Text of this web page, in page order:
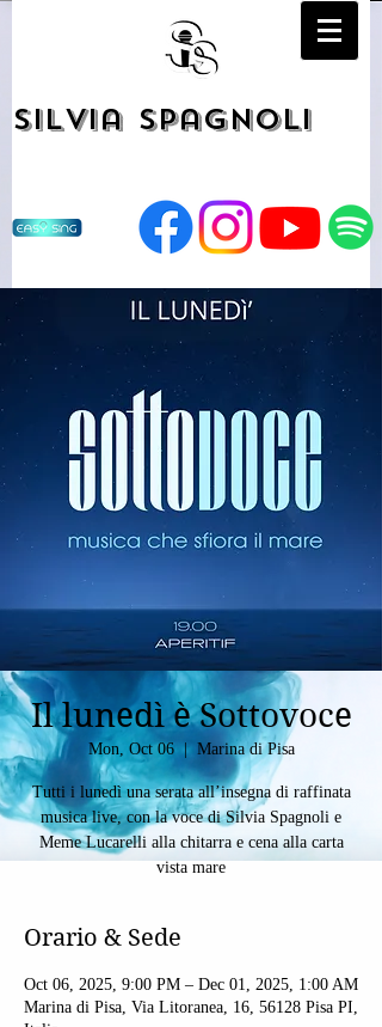
Silvia Spagnoli
Il lunedì è Sottovoce
Mon, Oct 06
  |
Marina di Pisa
Tutti i lunedì una serata all’insegna di raffinata
musica live, con la voce di Silvia Spagnoli e
Meme Lucarelli alla chitarra e cena alla carta
vista mare
Orario & Sede
Oct 06, 2025, 9:00 PM – Dec 01, 2025, 1:00 AM
Marina di Pisa, Via Litoranea, 16, 56128 Pisa PI,